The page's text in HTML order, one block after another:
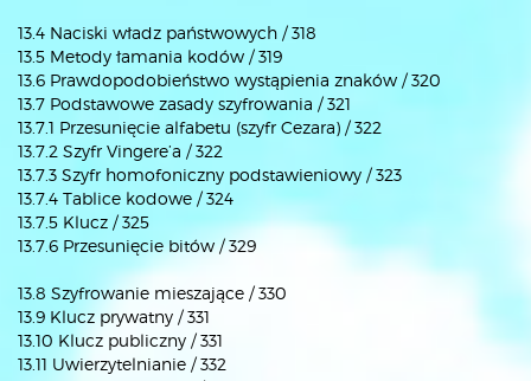
13.4 Naciski władz państwowych / 318
13.5 Metody łamania kodów / 319
13.6 Prawdopodobieństwo wystąpienia znaków / 320
13.7 Podstawowe zasady szyfrowania / 321
13.7.1 Przesunięcie alfabetu (szyfr Cezara) / 322
13.7.2 Szyfr Vingere’a / 322
13.7.3 Szyfr homofoniczny podstawieniowy / 323
13.7.4 Tablice kodowe / 324
13.7.5 Klucz / 325
13.7.6 Przesunięcie bitów / 329
13.8 Szyfrowanie mieszające / 330
13.9 Klucz prywatny / 331
13.10 Klucz publiczny / 331
13.11 Uwierzytelnianie / 332